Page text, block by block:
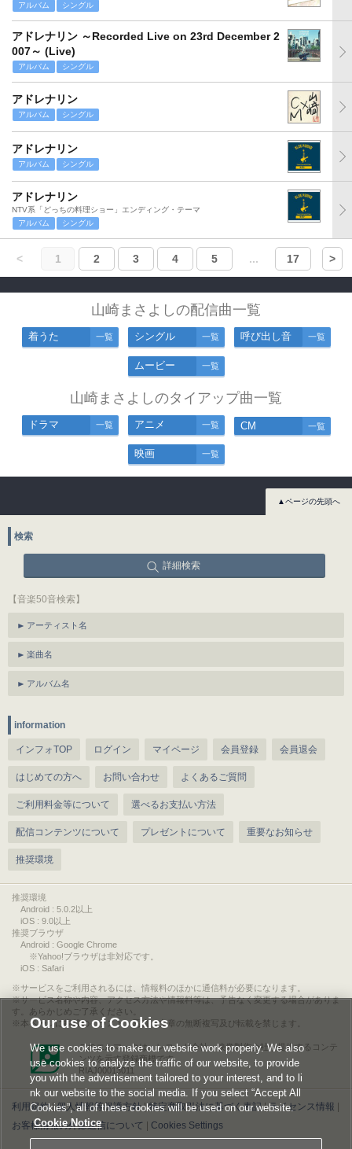
アルバム
シングル
アドレナリン ～Recorded Live on 23rd December 2
007～ (Live)
アルバム シングル
アドレナリン
アルバム シングル
アドレナリン
アルバム シングル
アドレナリン
NTV系「どっちの料理ショー」エンディング・テーマ
アルバム
シングル
< 1 2 3 4 5 ... 17 >
山崎まさよしの配信曲一覧
着うた 一覧 シングル 一覧 呼び出し音 一覧
ムービー 一覧
山崎まさよしのタイアップ曲一覧
ドラマ 一覧 アニメ 一覧 CM 一覧
映画 一覧
▲ページの先頭へ
検索
詳細検索
【音楽50音検索】
アーティスト名
楽曲名
アルバム名
information
インフォTOP ログイン マイページ 会員登録 会員退会
はじめての方へ お問い合わせ よくあるご質問
ご利用料金等について 選べるお支払い方法
配信コンテンツについて プレゼントについて 重要なお知らせ
推奨環境
推奨環境
Android : 5.0.2以上
iOS : 9.0以上
推奨ブラウザ
Android : Google Chrome
※Yahoo!ブラウザは非対応です。
iOS : Safari
サービスをご利用されるには、情報料のほかに通信料が必要になります。
サービス名称や内容、アクセス方法や情報料等は、予告なく変更する場合がありま
す。あらかじめご了承ください。
本ページに掲載のイラスト・写真・文章の無断複写及び転載を禁じます。
このエルマークは、レコード会社・映像製作会社が提供するコンテ
ンツを示す登録商標です。
RIAJ00013011
利用規約|個人情報等保護方針|特定商取引法に基づく表記|ライセンス情報
お客様情報の外部送信について
Cookies Settings
Our use of Cookies
We use cookies to make our website work properly. We also
use cookies to analyze the traffic of our website, to provide
you with the advertisement tailored to your interest, and to li
nk our website to the social media. If you select “Accept All
Cookies”, all of these cookies will be used on our website.
Cookie Notice